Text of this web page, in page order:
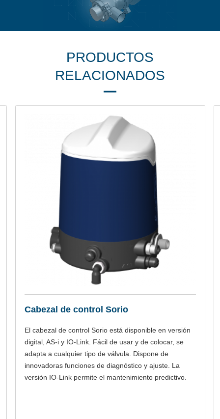
PRODUCTOS
RELACIONADOS
Cabezal de control Sorio
El cabezal de control Sorio está disponible en versión
digital, AS-i y IO-Link. Fácil de usar y de colocar, se
adapta a cualquier tipo de válvula. Dispone de
innovadoras funciones de diagnóstico y ajuste. La
versión IO-Link permite el mantenimiento predictivo.